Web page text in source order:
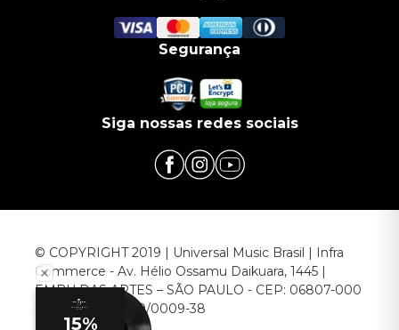
Segurança
Siga nossas redes sociais
© COPYRIGHT 2019 | Universal Music Brasil | Infra
Commerce - Av. Hélio Ossamu Daikuara, 1445 |
EMBU DAS ARTES – SÃO PAULO - CEP: 06807-000
CNPJ: 00.952.789/0009-38